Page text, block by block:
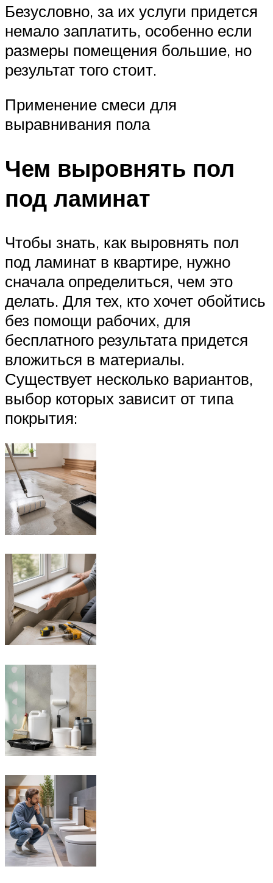
Безусловно, за их услуги придется
немало заплатить, особенно если
размеры помещения большие, но
результат того стоит.
Применение смеси для
выравнивания пола
Чем выровнять пол
под ламинат
Чтобы знать, как выровнять пол
под ламинат в квартире, нужно
сначала определиться, чем это
делать. Для тех, кто хочет обойтись
без помощи рабочих, для
бесплатного результата придется
вложиться в материалы.
Существует несколько вариантов,
выбор которых зависит от типа
покрытия: